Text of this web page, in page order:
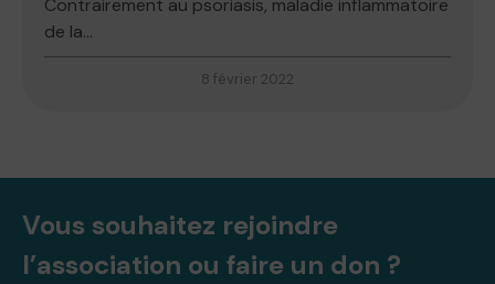
Contrairement au psoriasis, maladie inflammatoire
de la...
8 février 2022
Vous souhaitez rejoindre
l’association ou faire un don ?